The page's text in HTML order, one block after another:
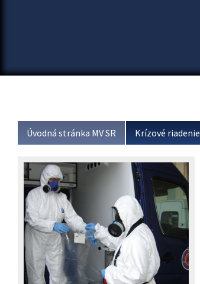
Úvodná stránka MV SR Krízové riadenie